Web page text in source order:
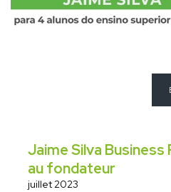
Jaime Silva
au fondateur
juillet 2023